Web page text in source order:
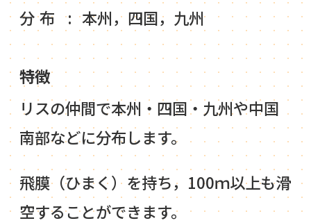
分布
本州，四国，九州
特徴
リスの仲間で本州・四国・九州や中国
南部などに分布します。
飛膜（ひまく）を持ち，100ｍ以上も滑
空することができます。